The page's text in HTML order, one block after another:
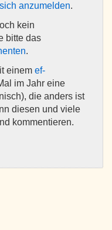
anzumelden.
kein
bitte das
.
einem ef-
im Jahr eine
die anders ist
diesen und viele
kommentieren.